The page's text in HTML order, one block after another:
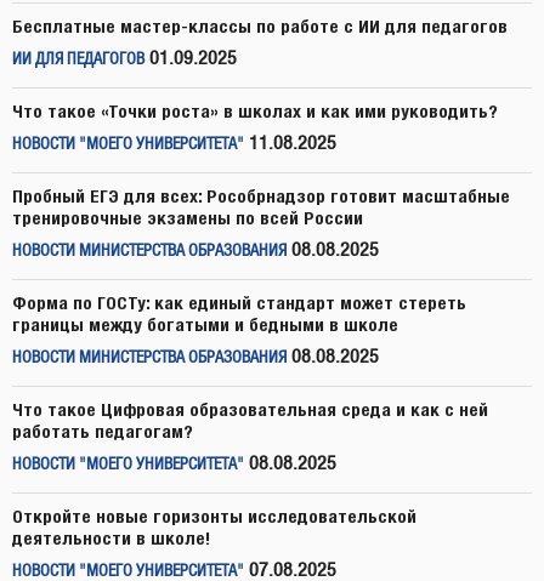
Бесплатные мастер-классы по работе с ИИ для педагогов
ИИ ДЛЯ ПЕДАГОГОВ 01.09.2025
Что такое «Точки роста» в школах и как ими руководить?
НОВОСТИ "МОЕГО УНИВЕРСИТЕТА" 11.08.2025
Пробный ЕГЭ для всех: Рособрнадзор готовит масштабные
тренировочные экзамены по всей России
НОВОСТИ МИНИСТЕРСТВА ОБРАЗОВАНИЯ 08.08.2025
Форма по ГОСТу: как единый стандарт может стереть
границы между богатыми и бедными в школе
НОВОСТИ МИНИСТЕРСТВА ОБРАЗОВАНИЯ 08.08.2025
Что такое Цифровая образовательная среда и как с ней
работать педагогам?
НОВОСТИ "МОЕГО УНИВЕРСИТЕТА" 08.08.2025
Откройте новые горизонты исследовательской
деятельности в школе!
НОВОСТИ "МОЕГО УНИВЕРСИТЕТА" 07.08.2025